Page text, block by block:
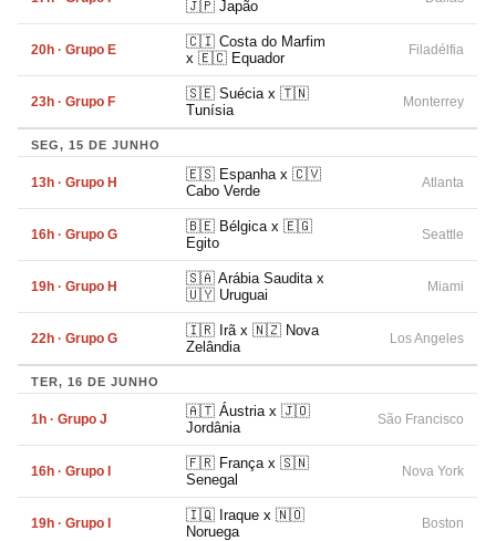
🇯🇵 Japão
20h · Grupo E
🇨🇮 Costa do Marfim
x 🇪🇨 Equador
Filadélfia
23h · Grupo F
🇸🇪 Suécia x 🇹🇳
Tunísia
Monterrey
SEG, 15 DE JUNHO
13h · Grupo H
🇪🇸 Espanha x 🇨🇻
Cabo Verde
Atlanta
16h · Grupo G
🇧🇪 Bélgica x 🇪🇬
Egito
Seattle
19h · Grupo H
🇸🇦 Arábia Saudita x
🇺🇾 Uruguai
Miami
22h · Grupo G
🇮🇷 Irã x 🇳🇿 Nova
Zelândia
Los Angeles
TER, 16 DE JUNHO
1h · Grupo J
🇦🇹 Áustria x 🇯🇴
Jordânia
São Francisco
16h · Grupo I
🇫🇷 França x 🇸🇳
Senegal
Nova York
19h · Grupo I
🇮🇶 Iraque x 🇳🇴
Noruega
Boston